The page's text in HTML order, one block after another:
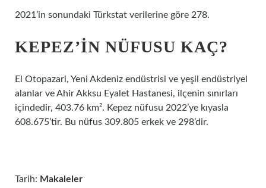
2021’in sonundaki Türkstat verilerine göre 278.
KEPEZ’IN NÜFUSU KAÇ?
El Otopazari, Yeni Akdeniz endüstrisi ve yeşil endüstriyel
alanlar ve Ahir Akksu Eyalet Hastanesi, ilçenin sınırları
içindedir, 403.76 km². Kepez nüfusu 2022’ye kıyasla
608.675’tir. Bu nüfus 309.805 erkek ve 298’dir.
Tarih: Makaleler